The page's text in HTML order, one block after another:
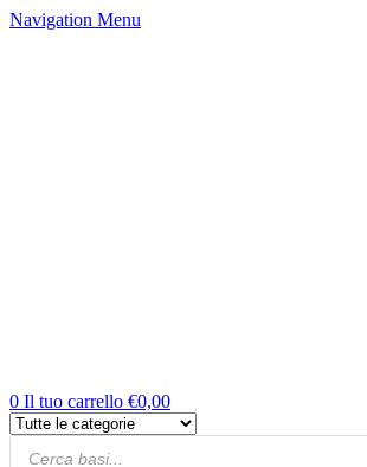
Navigation Menu
0 Il tuo carrello €0,00
Products
Cerca